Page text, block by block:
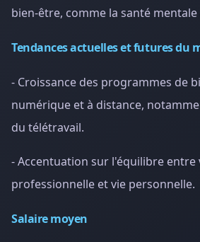
bien-être, comme la santé
Tendances actuelles et futures du
- Croissance des programmes de
numérique et à distance,
du télétravail.
- Accentuation sur l'équilibre entre
professionnelle et vie personnelle.
Salaire moyen